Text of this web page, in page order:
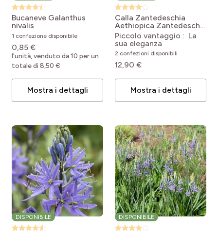
Bucaneve Galanthus
nivalis
1 confezione disponibile
0,85 €
l'unità, venduto da 10 per un
totale di 8,50 €
Mostra i dettagli
Calla Zantedeschia
Aethiopica Zantedeschia
aethiopica
Piccolo vantaggio : La
sua eleganza
2 confezioni disponibili
12,90 €
Mostra i dettagli
DISPONIBILE DISPONIBILE